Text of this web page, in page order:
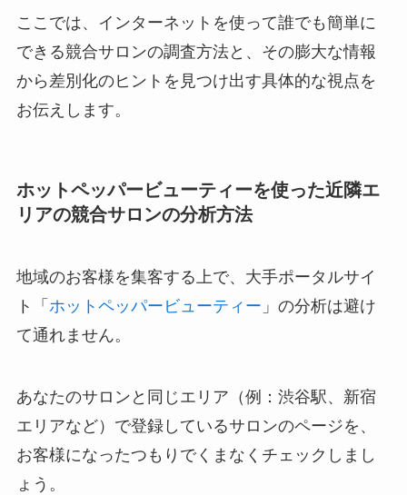
ここでは、インターネットを使って誰でも簡単に
できる競合サロンの調査方法と、その膨大な情報
から差別化のヒントを見つけ出す具体的な視点を
お伝えします。
ホットペッパービューティーを使った近隣エ
リアの競合サロンの分析方法
地域のお客様を集客する上で、大手ポータルサイ
ト「 ホットペッパービューティー 」の分析は避け
て通れません。
あなたのサロンと同じエリア（例：渋谷駅、新宿
エリアなど）で登録しているサロンのページを、
お客様になったつもりでくまなくチェックしまし
ょう。